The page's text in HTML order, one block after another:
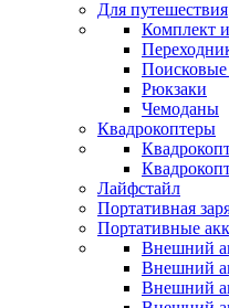
Для путешествия
Комплект
Поисковые
Рюкзаки
Чемоданы
Квадрокоптеры
Лайфстайл
Портативная
Портативные
Внешний
Внешний
Внешний